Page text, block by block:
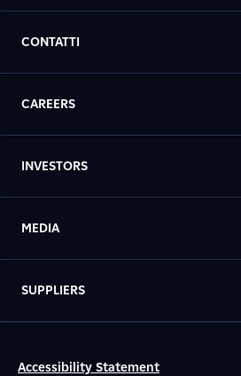
CONTATTI
CAREERS
INVESTORS
MEDIA
SUPPLIERS
Accessibility Statement